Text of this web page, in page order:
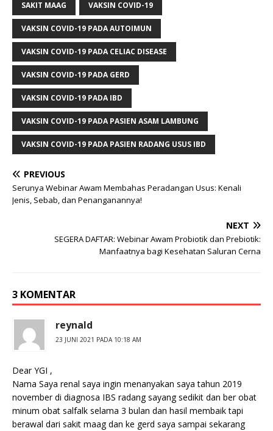
SAKIT MAAG VAKSIN COVID-19
VAKSIN COVID-19 PADA AUTOIMUN
VAKSIN COVID-19 PADA CELIAC DISEASE
VAKSIN COVID-19 PADA GERD
VAKSIN COVID-19 PADA IBD
VAKSIN COVID-19 PADA PASIEN ASAM LAMBUNG
VAKSIN COVID-19 PADA PASIEN RADANG USUS IBD
PREVIOUS
Serunya Webinar Awam Membahas Peradangan Usus: Kenali
Jenis, Sebab, dan Penanganannya!
NEXT
SEGERA DAFTAR: Webinar Awam Probiotik dan Prebiotik:
Manfaatnya bagi Kesehatan Saluran Cerna
3 KOMENTAR
reynald
23 JUNI 2021 PADA 10:18 AM
Dear YGI ,
Nama Saya renal saya ingin menanyakan saya tahun 2019
november di diagnosa IBS radang sayang sedikit dan ber obat
minum obat salfalk selama 3 bulan dan hasil membaik tapi
berawal dari sakit maag dan ke gerd saya sampai sekarang